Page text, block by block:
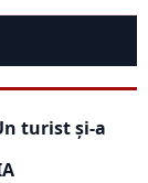
turist și-a